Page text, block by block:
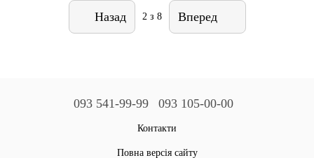
Назад 2з 8 Вперед
093 541-99-99 093 105-00-00
Контакти
Повна версія сайту